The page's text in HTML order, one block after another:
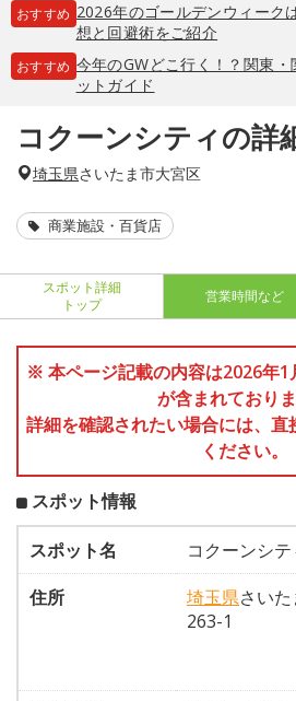
おすすめ 2026年のゴールデンウィーク
想と回避術をご紹介
おすすめ 今年のGWどこ行く！？関東
ットガイド
コクーンシティの詳
埼玉県さいたま市大宮区
商業施設・百貨店
スポット詳細
トップ
営業時間など
※ 本ページ記載の内容は2026年1
が含まれておりま
詳細を確認されたい場合には、
ください。
スポット情報
スポット名
コクーンシテ
住所
埼玉県さい
263-1